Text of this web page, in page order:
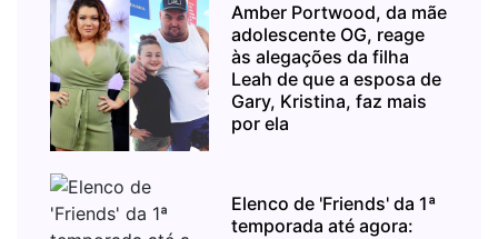
Amber Portwood, da mãe
adolescente OG, reage
às alegações da filha
Leah de que a esposa de
Gary, Kristina, faz mais
por ela
Elenco de 'Friends' da 1ª
temporada até agora: